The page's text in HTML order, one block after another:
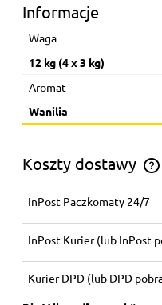
Informacje
Waga
12 kg (4 x 3 kg)
Aromat
Wanilia
Koszty dostawy
Koszt dostawy zależy od
InPost Paczkomaty 24/7
InPost Kurier(lub InPost
Kurier DPD (lub DPD